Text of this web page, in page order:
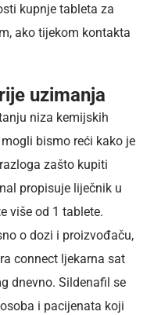
kupnje tableta za
ako tijekom kontakta
uzimanja
niza kemijskih
bismo reći kako je
zašto kupiti
propisuje liječnik u
više od 1 tablete.
o dozi i proizvođaču,
connect ljekarna sat
dnevno. Sildenafil se
i pacijenata koji